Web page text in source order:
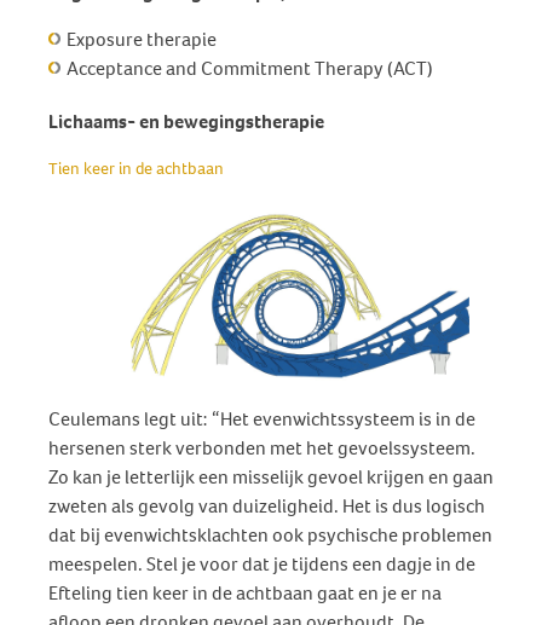
Exposure therapie
Acceptance and Commitment Therapy (ACT)
Lichaams- en bewegingstherapie
Tien keer in de achtbaan
Ceulemans legt uit: “Het evenwichtssysteem is in de
hersenen sterk verbonden met het gevoelssysteem.
Zo kan je letterlijk een misselijk gevoel krijgen en gaan
zweten als gevolg van duizeligheid. Het is dus logisch
dat bij evenwichtsklachten ook psychische problemen
meespelen. Stel je voor dat je tijdens een dagje in de
Efteling tien keer in de achtbaan gaat en je er na